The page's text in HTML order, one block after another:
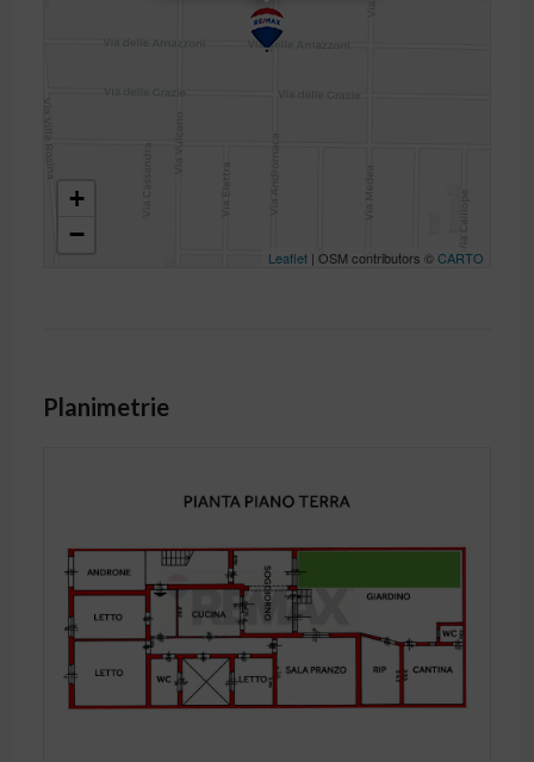
+
−
Leaflet| OSM contributors ©CARTO
Planimetrie